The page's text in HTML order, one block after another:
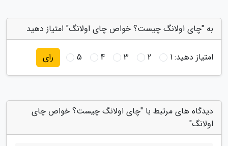
به "چای اولانگ چیست؟ خواص چای اولانگ" امتیاز دهید
امتیاز دهید:1
2
3
4
5 رای
دیدگاه های مرتبط با "چای اولانگ چیست؟ خواص چای
اولانگ"